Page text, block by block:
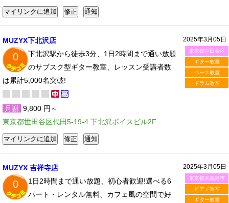
2025年3月05日
東京都世田谷区
ギター教室
ベース教室
ドラム教室
MUZYX下北沢店
0
下北沢駅から徒歩3分、1日2時間まで通い放題
のサブスク型ギター教室、レッスン受講者数
は累計5,000名突破!
月謝 9,800 円～
東京都世田谷区代田5-19-4 下北沢ボイスビル2F
2025年3月05日
東京都武蔵野市
ピアノ教室
ギター教室
MUZYX 吉祥寺店
0
1日2時間まで通い放題、初心者歓迎!選べる6
パート・レンタル無料、カフェ風の空間で好